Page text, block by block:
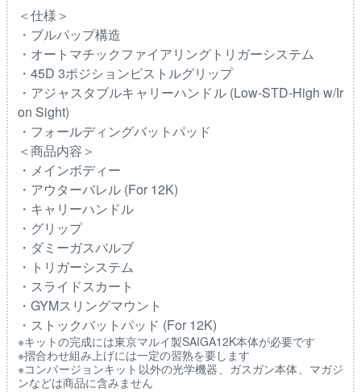
＜仕様＞
・ブルパップ構造
・オートマチックファイアリングトリガーシステム
・45D 3ポジションピストルグリップ
・アジャスタブルキャリーハンドル (Low-STD-High w/Ir
on Sight)
・フォールディングバットパッド
＜商品内容＞
・メインボディー
・アウターバレル (For 12K)
・キャリーハンドル
・グリップ
・ダミーガスバルブ
・トリガーシステム
・スライドスカート
・GYMスリングマウント
・ストックバットパッド (For 12K)
※キットの完成には東京マルイ製SAIGA12K本体が必要です
※摺合わせ組み上げには一定の習熟を要します
※コンバージョンキット以外の光学機器、ガスガン本体、マガジ
ンなどは商品に含みません